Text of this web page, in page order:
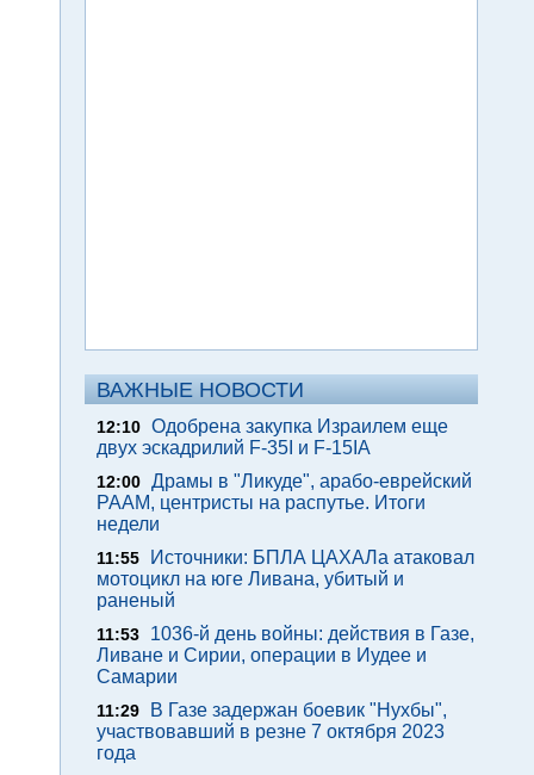
ВАЖНЫЕ НОВОСТИ
12:10 Одобрена закупка Израилем еще
двух эскадрилий F-35I и F-15IA
12:00 Драмы в "Ликуде", арабо-еврейский
РААМ, центристы на распутье. Итоги
недели
11:55
Источники: БПЛА ЦАХАЛа атаковал
мотоцикл на юге Ливана, убитый и
раненый
11:53
1036-й день войны: действия в Газе,
Ливане и Сирии, операции в Иудее и
Самарии
11:29
В Газе задержан боевик "Нухбы",
участвовавший в резне 7 октября 2023
года